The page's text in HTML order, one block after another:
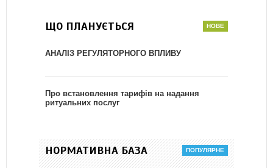
ЩО ПЛАНУЄТЬСЯ
АНАЛІЗ РЕГУЛЯТОРНОГО ВПЛИВУ
Про встановлення тарифів на надання
ритуальних послуг
НОРМАТИВНА БАЗА